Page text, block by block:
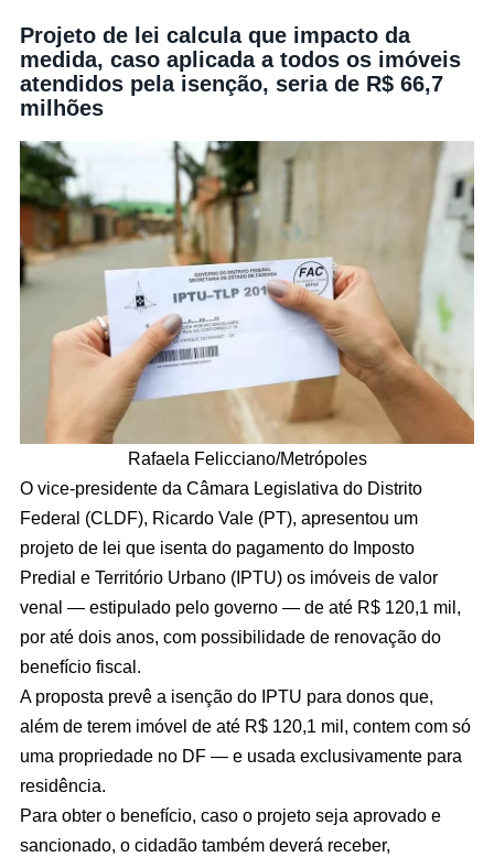
Projeto de lei calcula que impacto da
medida, caso aplicada a todos os imóveis
atendidos pela isenção, seria de R$ 66,7
milhões
Rafaela Felicciano/Metrópoles
O vice-presidente da Câmara Legislativa do Distrito
Federal (CLDF), Ricardo Vale (PT), apresentou um
projeto de lei que isenta do pagamento do Imposto
Predial e Território Urbano (IPTU) os imóveis de valor
venal — estipulado pelo governo — de até R$ 120,1 mil,
por até dois anos, com possibilidade de renovação do
benefício fiscal.
A proposta prevê a isenção do IPTU para donos que,
além de terem imóvel de até R$ 120,1 mil, contem com só
uma propriedade no DF — e usada exclusivamente para
residência.
Para obter o benefício, caso o projeto seja aprovado e
sancionado, o cidadão também deverá receber,